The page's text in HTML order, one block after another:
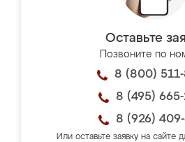
Оставьте
Позвоните по
8 (800)
8 (495)
8 (926)
Или оставьте заявку на сайте